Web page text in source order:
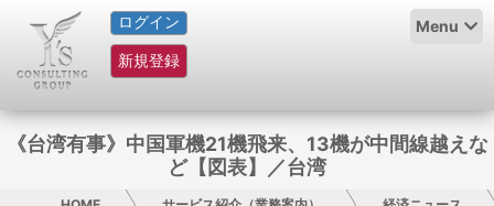
ログイン
新規登録
Menu
HOME
サービス紹介
コラム
《台湾有事》中国軍機21機飛来、13機が中間線越えな
ど【図表】／台湾